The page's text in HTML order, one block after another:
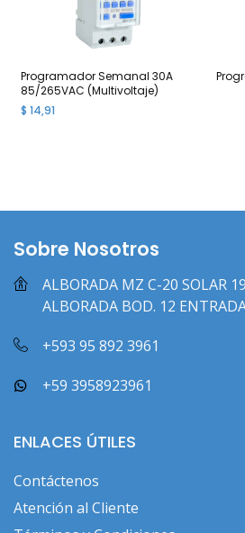
Programador Semanal 30A
85/265VAC (Multivoltaje)
$ 14,91
Sobre Nosotros
ALBORADA MZ C-20 SOLAR
ALBORADA BOD. 12
+593 95 892 3961
+59 3958923961
ENLACES ÚTILES
Contáctenos
Atención al Cliente